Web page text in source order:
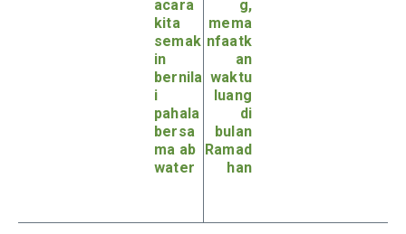
acara
kita
semak
in
bernila
i
pahala
bersa
ma ab
water
g,
mema
nfaatk
an
waktu
luang
di
bulan
Ramad
han